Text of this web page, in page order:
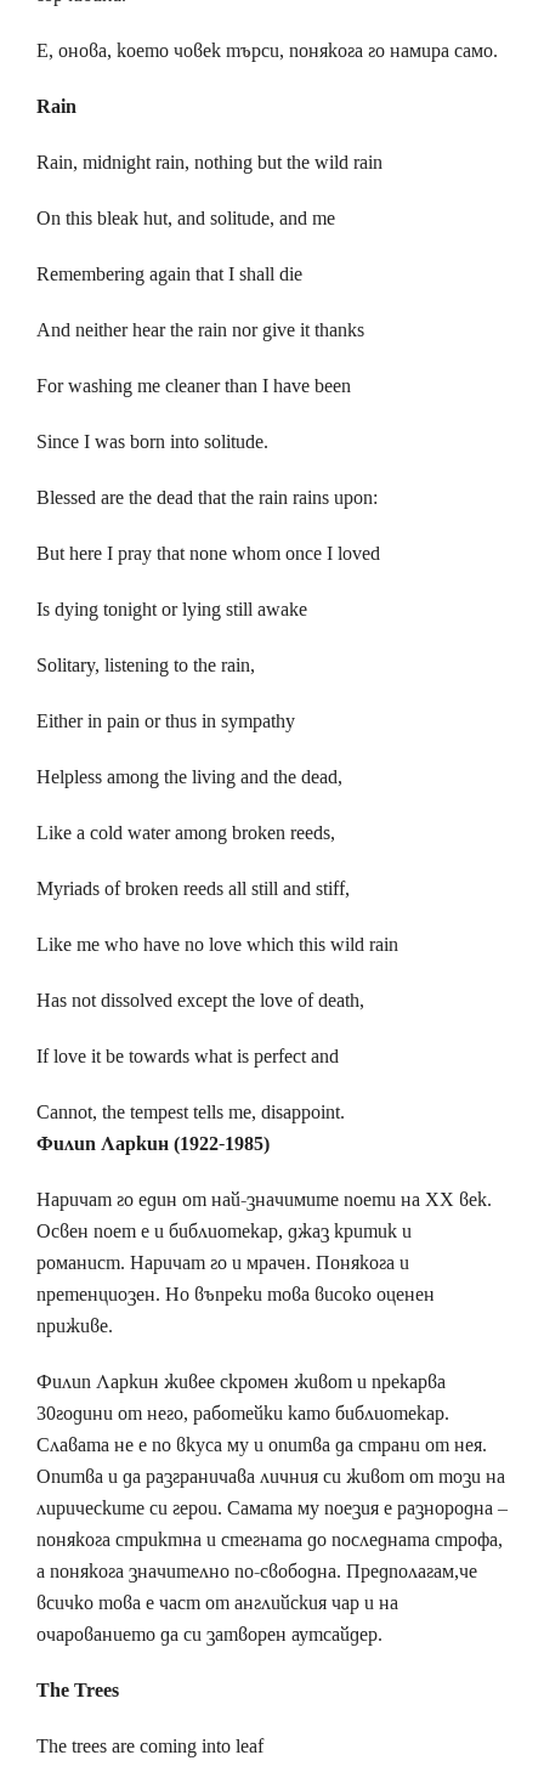
Е, онова, което човек търси, понякога го намира само.
Rain
Rain, midnight rain, nothing but the wild rain
On this bleak hut, and solitude, and me
Remembering again that I shall die
And neither hear the rain nor give it thanks
For washing me cleaner than I have been
Since I was born into solitude.
Blessed are the dead that the rain rains upon:
But here I pray that none whom once I loved
Is dying tonight or lying still awake
Solitary, listening to the rain,
Either in pain or thus in sympathy
Helpless among the living and the dead,
Like a cold water among broken reeds,
Myriads of broken reeds all still and stiff,
Like me who have no love which this wild rain
Has not dissolved except the love of death,
If love it be towards what is perfect and
Cannot, the tempest tells me, disappoint.
Филип Ларкин (1922-1985)
Наричат го един от най-значимите поети на XX век.
Освен поет е и библиотекар, джаз критик и
романист. Наричат го и мрачен. Понякога и
претенциозен. Но въпреки това високо оценен
приживе.
Филип Ларкин живее скромен живот и прекарва
30години от него, работейки като библиотекар.
Славата не е по вкуса му и опитва да страни от нея.
Опитва и да разграничава личния си живот от този на
лирическите си герои. Самата му поезия е разнородна –
понякога стриктна и стегната до последната строфа,
а понякога значително по-свободна. Предполагам,че
всичко това е част от английския чар и на
очарованието да си затворен аутсайдер.
The Trees
The trees are coming into leaf